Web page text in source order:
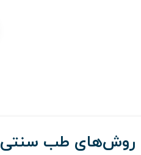
روش‌های طب سنتی